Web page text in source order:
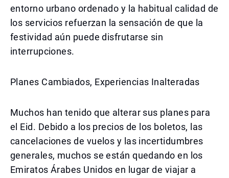
entorno urbano ordenado y la habitual calidad de
los servicios refuerzan la sensación de que la
festividad aún puede disfrutarse sin
interrupciones.
Planes Cambiados, Experiencias Inalteradas
Muchos han tenido que alterar sus planes para
el Eid. Debido a los precios de los boletos, las
cancelaciones de vuelos y las incertidumbres
generales, muchos se están quedando en los
Emiratos Árabes Unidos en lugar de viajar a